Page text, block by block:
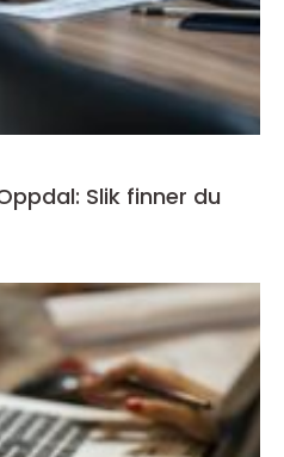
Slik finner du